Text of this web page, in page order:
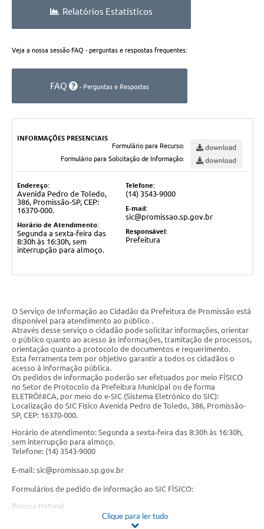
Orçamento Participativo 2026
Tributos
Agenda
Reforma Agrária
Coleta Seletiva
Empreendedores
Galeria de Fotos
Secretarias
Contas Públicas
Legislação
Serviços Online
Telefones Úteis
Transparência
Sic
Relatórios Estatísticos
Veja a nossa sessão FAQ - perguntas e respostas frequentes:
FAQ - Perguntas e Respostas
INFORMAÇÕES PRESENCIAIS
Formulário para Recurso: download
Formulário para Solicitação de Informação: download
Endereço:
Avenida Pedro de Toledo,
386, Promissão-SP, CEP:
16370-000.
Horário de Atendimento:
Segunda a sexta-feira das
8:30h às 16:30h, sem
interrupção para almoço.
Telefone:
(14) 3543-9000
E-mail:
sic@promissao.sp.gov.br
Responsável:
Prefeitura
O Serviço de Informação ao Cidadão da Prefeitura de Promissão está
disponível para atendimento ao público .
Através desse serviço o cidadão pode solicitar informações, orientar
o público quanto ao acesso às informações, tramitação de processos,
orientação quanto a protocolo de documentos e requerimento.
Esta ferramenta tem por objetivo garantir a todos os cidadãos o
acesso à informação pública.
Os pedidos de informação poderão ser efetuados por meio FÍSICO
no Setor de Protocolo da Prefeitura Municipal ou de forma
ELETRÔNICA, por meio do e-SIC (Sistema Eletrônico do SIC):
Localização do SIC Fisico Avenida Pedro de Toledo, 386, Promissão-
SP, CEP: 16370-000.
Horário de atendimento: Segunda a sexta-feira das 8:30h às 16:30h,
sem interrupção para almoço.
Telefone: (14) 3543-9000
E-mail: sic@promissao.sp.gov.br
Formulários de pedido de informação ao SIC FÍSICO:
Pessoa Natural
Clique para ler tudo